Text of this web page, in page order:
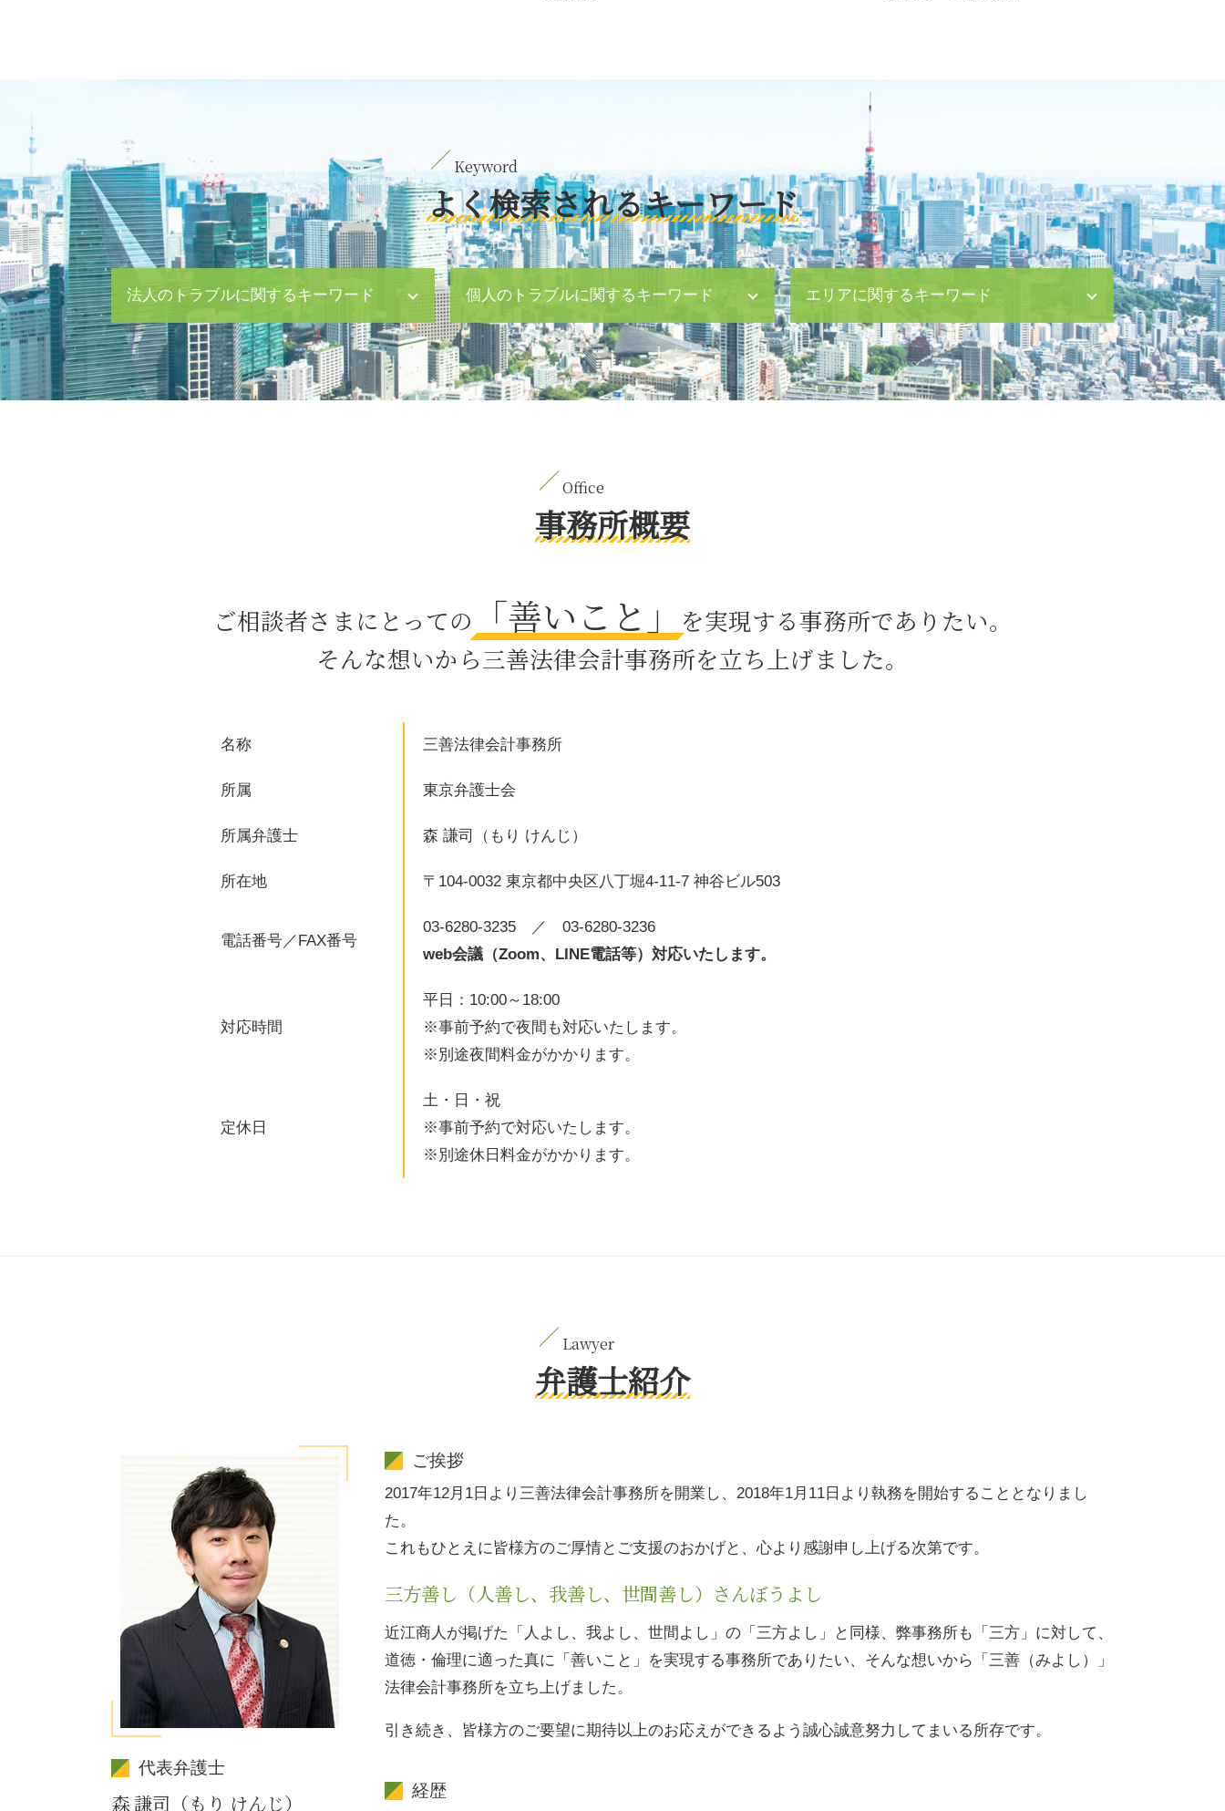
よく検索されるキーワード
法人のトラブルに関するキーワード
クレーム 対応
秘密保持契約書 書き方
債権回収 弁護士
紛争 和解
セクハラ 職場
債務超過 とは
個人のトラブルに関するキーワード
ハラスメント 職場
相続法 改正
刑事事件 示談
内容証明 とは
法定相続分 兄弟のみ
公正証書遺言 証人
相続 10 ヶ月
離婚 協議書 書き方
親権 経済 面
不動産 贈与
ハラスメント 対策 会社
離婚後 面会交流 調停
エリアに関するキーワード
離婚 新宿区 相談
労働問題 新宿区 相談
企業法務 日比谷 弁護士
M&A 日比谷 相談
相続 新宿区 相談
養育費 新宿区 相談
事務所概要
ご相談者さまにとっての 「善いこと」
を実現する事務所でありたい。
そんな想いから三善法律会計事務所を立ち上げました。
名称 三善法律会計事務所
所属 東京弁護士会
所属弁護士 森 謙司（もり けんじ）
所在地 〒104-0032 東京都中央区八丁堀4-11-7 神谷ビル503
電話番号／FAX番号
03-6280-3235 ／ 03-6280-3236
web会議（Zoom、LINE電話等）対応いたします。
対応時間
平日：10:00～18:00
※事前予約で夜間も対応いたします。
※別途夜間料金がかかります。
定休日
土・日・祝
※事前予約で対応いたします。
※別途休日料金がかかります。
弁護士紹介
代表弁護士
森 謙司（もり けんじ）
ご挨拶
2017年12月1日より三善法律会計事務所を開業し、2018年1月11日より執務を開始することとなりまし
た。
これもひとえに皆様方のご厚情とご支援のおかげと、心より感謝申し上げる次第です。
三方善し（人善し、我善し、世間善し）さんぼうよし
近江商人が掲げた「人よし、我よし、世間よし」の「三方よし」と同様、弊事務所も「三方」に対して、
道徳・倫理に適った真に「善いこと」を実現する事務所でありたい、そんな想いから「三善（みよし）」
法律会計事務所を立ち上げました。
引き続き、皆様方のご要望に期待以上のお応えができるよう誠心誠意努力してまいる所存です。
経歴